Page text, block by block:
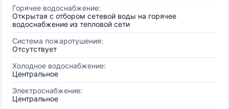
Горячее водоснабжение:
Открытая с отбором сетевой воды на горячее
водоснабжение из тепловой сети
Система пожаротушения:
Отсутствует
Холодное водоснабжение:
Центральное
Электроснабжение:
Центральное